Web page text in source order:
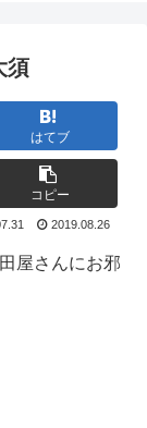
須
はてブ
コピー
2019.08.26
屋さんにお邪